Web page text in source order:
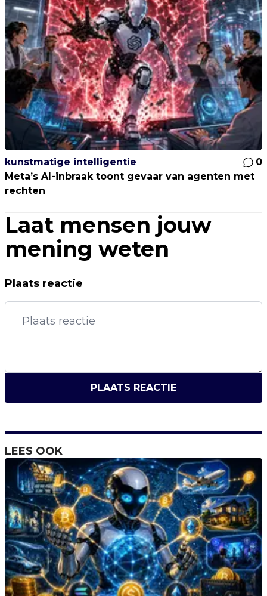
kunstmatige intelligentie
0
Meta’s AI-inbraak toont gevaar van agenten met
rechten
Laat mensen jouw
mening weten
Plaats reactie
PLAATS REACTIE
LEES OOK